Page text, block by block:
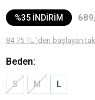
%35 İNDİRİM
84,75 TL 'den başlayan
Beden:
S M L